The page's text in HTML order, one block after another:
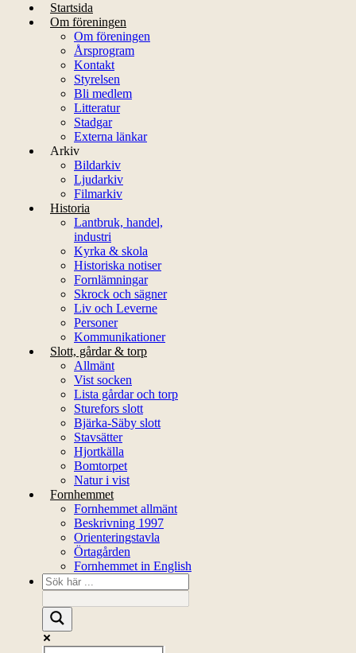
Startsida
Om föreningen
Om föreningen
Årsprogram
Kontakt
Styrelsen
Bli medlem
Litteratur
Stadgar
Externa länkar
Arkiv
Bildarkiv
Ljudarkiv
Filmarkiv
Historia
Lantbruk, handel,
industri
Kyrka & skola
Historiska notiser
Fornlämningar
Skrock och sägner
Liv och Leverne
Personer
Kommunikationer
Slott, gårdar & torp
Allmänt
Vist socken
Lista gårdar och torp
Sturefors slott
Bjärka-Säby slott
Stavsätter
Hjortkälla
Bomtorpet
Natur i vist
Fornhemmet
Fornhemmet allmänt
Beskrivning 1997
Orienteringstavla
Örtagården
Fornhemmet in English